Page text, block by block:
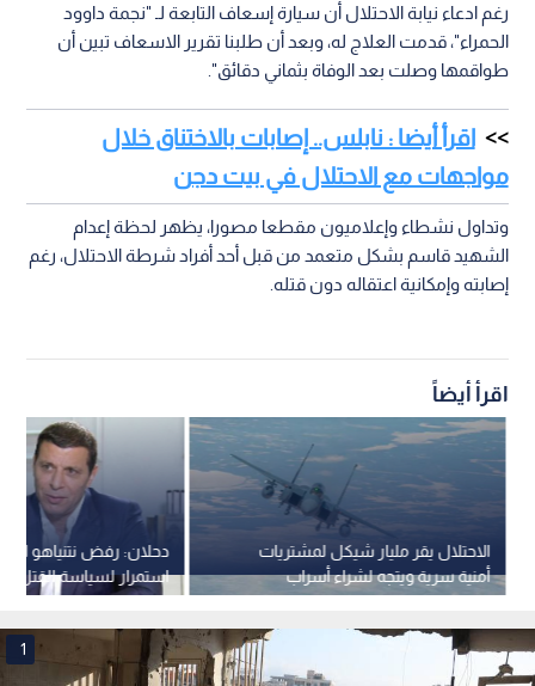
رغم ادعاء نيابة الاحتلال أن سيارة إسعاف التابعة لـ "نجمة داوود
الحمراء"، قدمت العلاج له، وبعد أن طلبنا تقرير الاسعاف تبين أن
طواقمها وصلت بعد الوفاة بثماني دقائق".
اقرأ أيضا : نابلس.. إصابات بالاختناق خلال
مواجهات مع الاحتلال في بيت دجن
وتداول نشطاء وإعلاميون مقطعا مصورا، يظهر لحظة إعدام
الشهيد قاسم بشكل متعمد من قبل أحد أفراد شرطة الاحتلال، رغم
إصابته وإمكانية اعتقاله دون قتله.
اقرأ أيضاً
دحلان: رفض نتنياهو
استمرار لسياسة القتل
الأمريكية
الاحتلال يقر مليار شيكل لمشتريات
أمنية سرية ويتجه لشراء أسراب
مقاتلات جديدة
1